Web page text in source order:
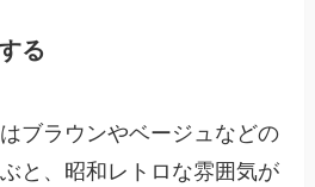
る
ブラウンやベージュなどの
と、昭和レトロな雰囲気が